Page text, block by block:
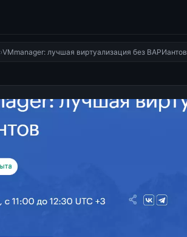
›VMmanager: лучшая виртуализация без ВАРИантов